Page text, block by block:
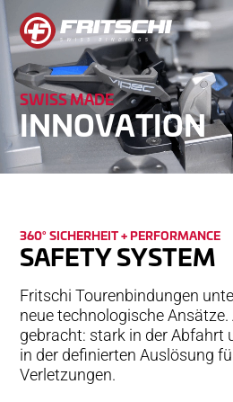
BINDUNGEN
KUNDENDIENST
ÜBER UNS
SWISS MADE
NACHHALTIG
TECHNOLOGIE
PARTNER
SWISS MADE
IN­NO­VA­TION
360° SI­CHER­HEIT­ + PER­FOR­MANCE
SAFETY­ SYSTEM
Fritschi Tourenbindungen
neue technologische
gebracht: stark in der Abfahrt
in der definierten Auslösung
Verletzungen.